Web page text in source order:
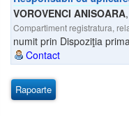
VOROVENCI ANISOARA,
Compartiment registratura,
numit prin Dispoziţia
Contact
Rapoarte